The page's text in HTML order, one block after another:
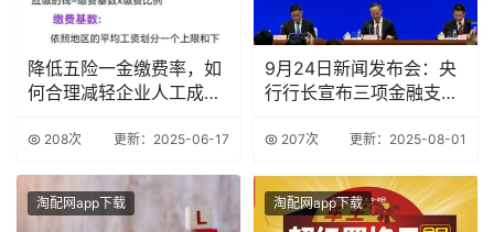
降低五险一金缴费率，如
何合理减轻企业人工成
208次 更新：2025-06-17
9月24日新闻发布会：央
行行长宣布三项金融支持
207次 更新：2025-08-01
淘配网app下载 淘配网app下载